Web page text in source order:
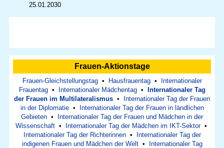
25.01.2030
Frauen-Aktionstage
Frauen-Gleichstellungstag• Hausfrauentag• Internationaler
Frauentag• Internationaler Mädchentag• Internationaler Tag
der Frauen im Multilateralismus • Internationaler Tag der Frauen
in der Diplomatie• Internationaler Tag der Frauen in ländlichen
Gebieten • Internationaler Tag der Frauen und Mädchen in der
Wissenschaft• Internationaler Tag der Mädchen im IKT-Sektor•
Internationaler Tag der Richterinnen• Internationaler Tag der
indigenen Frauen und Mädchen der Welt• Internationaler Tag